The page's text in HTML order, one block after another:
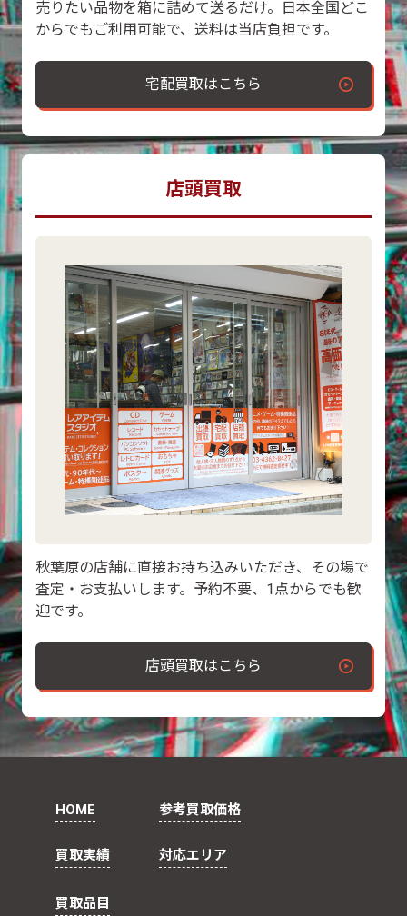
売りたい品物を箱に詰めて送るだけ。日本全国どこ
からでもご利用可能で、送料は当店負担です。
宅配買取はこちら
店頭買取
秋葉原の店舗に直接お持ち込みいただき、その場で
査定・お支払いします。予約不要、1点からでも歓
迎です。
店頭買取はこちら
HOME 参考買取価格
買取実績 対応エリア
買取品目